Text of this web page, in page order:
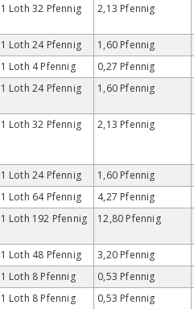
1 Loth 32 Pfennig 2,13 Pfennig
1 Loth 24 Pfennig 1,60 Pfennig
1 Loth 4 Pfennig 0,27 Pfennig
1 Loth 24 Pfennig 1,60 Pfennig
1 Loth 32 Pfennig 2,13 Pfennig
1 Loth 24 Pfennig 1,60 Pfennig
1 Loth 64 Pfennig 4,27 Pfennig
1 Loth 192 Pfennig 12,80 Pfennig
1 Loth 48 Pfennig 3,20 Pfennig
1 Loth 8 Pfennig 0,53 Pfennig
1 Loth 8 Pfennig 0,53 Pfennig